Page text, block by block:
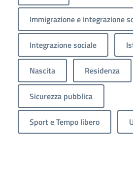
Immigrazione e Integrazione
Integrazione sociale
Nascita Residenza
Sicurezza pubblica
Sport e Tempo libero